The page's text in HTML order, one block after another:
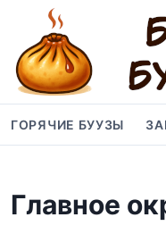
ГОРЯЧИЕ БУУЗЫ
Главное